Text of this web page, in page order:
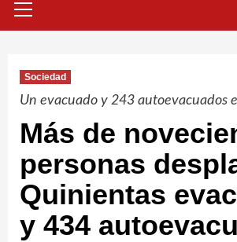
primario
Sociedad
Un evacuado y 243 autoevacuados
Más de
personas
Quinientas
y 434